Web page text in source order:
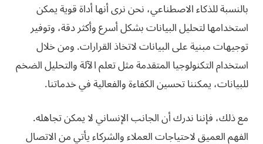
بالنسبة للذكاء الاصطناعي، نحن نرى أنها أداة قوية يمكن
استخدامها لتحليل البيانات بشكل أسرع وأكثر دقة، وتوفير
توجيهات مبنية على البيانات لاتخاذ القرارات. ومن خلال
استخدام التكنولوجيا المتقدمة مثل تعلم الآلة والتحليل الضخم
للبيانات، يمكننا تحسين الكفاءة والفعالية في خدماتنا.
مع ذلك، فإننا ندرك أن الجانب الإنساني لا يمكن تجاهله.
الفهم العميق لاحتياجات العملاء والشركاء يأتي من الاتصال